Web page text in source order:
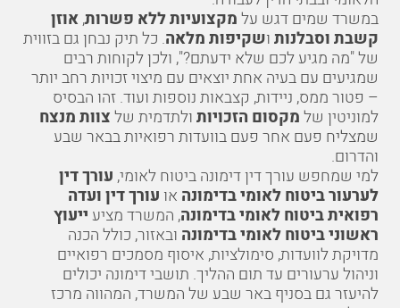
במשרד שמים דגש עלמקצועיות ללא פשרות,אוזן
קשבת וסבלנותושקיפות מלאה. כל תיק נבחן גם בזווית
של "מה מגיע לכם שלא ידעתם?", ולכן לקוחות רבים
שמגיעים עם בעיה אחת יוצאים עם מיצוי זכויות רחב יותר
– פטור ממס, ניידות, קצבאות נוספות ועוד. זהו הבסיס
למוניטין שלמקסום הזכויותולתדמית שלצוות מנצח
שמצליח פעם אחר פעם בוועדות רפואיות בבאר שבע
והדרום.
למי שמחפש עורך דין דימונה ביטוח לאומי,עורך דין
לערעור ביטוח לאומי בדימונה או עורך דין ועדה
רפואית ביטוח לאומי בדימונה, המשרד מציעייעוץ
ראשוני ביטוח לאומי בדימונה ובאזור, כולל הכנה
מדויקת לוועדות, סימולציות, איסוף מסמכים רפואיים
וניהול ערעורים עד תום ההליך. תושבי דימונה יכולים
להיעזר גם בסניף באר שבע של המשרד, המהווה מרכז